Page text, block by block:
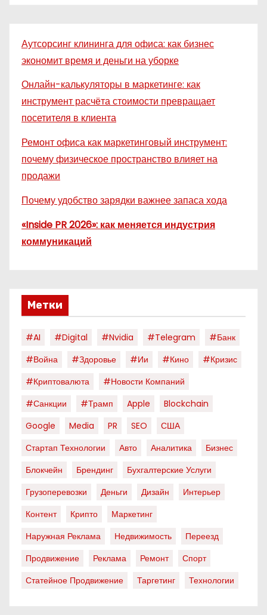
Аутсорсинг клининга для офиса: как бизнес
экономит время и деньги на уборке
Онлайн-калькуляторы в маркетинге: как
инструмент расчёта стоимости превращает
посетителя в клиента
Ремонт офиса как маркетинговый инструмент:
почему физическое пространство влияет на
продажи
Почему удобство зарядки важнее запаса хода
«Inside PR 2026»: как меняется индустрия
коммуникаций
Метки
#AI #digital #nvidia #telegram
#банк
#война
#здоровье #ии #кино
#кризис
#криптовалюта
#новости Компаний
#санкции
#трамп Apple
Blockchain
Google
Media PR SEO
США
Стартап Технологии
Авто Аналитика
Бизнес
Блокчейн
Брендинг
Бухгалтерские Услуги
Грузоперевозки
Деньги Дизайн
Интерьер
Контент
Крипто
Маркетинг
Наружная Реклама
Недвижимость
Переезд
Продвижение
Реклама Ремонт
Спорт
Статейное Продвижение
Таргетинг Технологии